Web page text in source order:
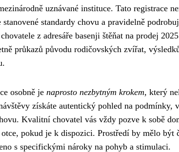
uznávané instituce. Tato registrace
standardy chovu a pravidelně
z adresáře basenji štěňat na prodej
průkazů původu rodičovských zvířat,
osobně je naprosto nezbytným krokem, který
získáte autentický pohled na podmínky,
Kvalitní chovatel vás vždy pozve k sobě
pokud je k dispozici. Prostředí by mělo být
s specifickými nároky na pohyb a stimulaci.